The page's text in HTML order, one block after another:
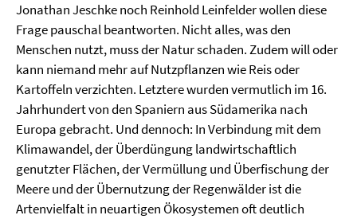
Jonathan Jeschke noch Reinhold Leinfelder wollen diese
Frage pauschal beantworten. Nicht alles, was den
Menschen nutzt, muss der Natur schaden. Zudem will oder
kann niemand mehr auf Nutzpflanzen wie Reis oder
Kartoffeln verzichten. Letztere wurden vermutlich im 16.
Jahrhundert von den Spaniern aus Südamerika nach
Europa gebracht. Und dennoch: In Verbindung mit dem
Klimawandel, der Überdüngung landwirtschaftlich
genutzter Flächen, der Vermüllung und Überfischung der
Meere und der Übernutzung der Regenwälder ist die
Artenvielfalt in neuartigen Ökosystemen oft deutlich